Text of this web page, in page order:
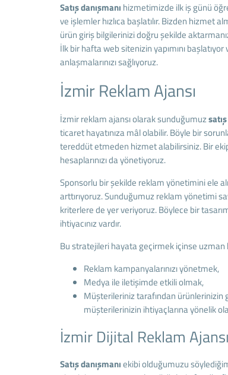
Satış danışmanı hizmetimizde ilk iş günü
ve işlemler hızlıca başlatılır. Bizden
ürün giriş bilgilerinizi doğru şekilde
İlk bir hafta web sitenizin yapımını
anlaşmalarınızı sağlıyoruz.
İzmir Reklam Ajansı
İzmir reklam ajansı olarak sunduğumuz
ticaret hayatınıza mâl olabilir. Böyle bir
tereddüt etmeden hizmet alabilirsiniz. Bir
hesaplarınızı da yönetiyoruz.
Sponsorlu bir şekilde reklam yönetimini ele
arttırıyoruz. Sunduğumuz reklam yönetimi
kriterlere de yer veriyoruz. Böylece bir
ihtiyacınız vardır.
Bu stratejileri hayata geçirmek içinse uzman
Reklam kampanyalarınızı yönetmek,
Medya ile iletişimde etkili olmak,
Müşterileriniz tarafından ürünlerinizin
müşterilerinizin ihtiyaçlarına yönelik
İzmir Dijital Reklam Ajansı
Satış danışmanıekibi olduğumuzu